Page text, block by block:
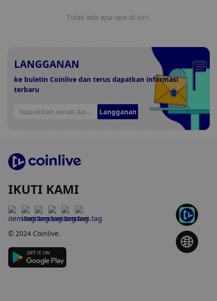
Tidak ada apa-apa di sini.
LANGGANAN
ke buletin Coinlive dan terus dapatkan informasi
terbaru
Langganan
IKUTI KAMI
© 2024 Coinlive.